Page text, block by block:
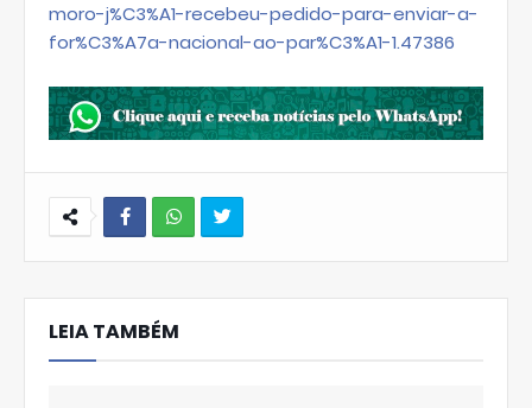
moro-j%C3%A1-recebeu-pedido-para-enviar-a-
for%C3%A7a-nacional-ao-par%C3%A1-1.47386
hats
Ap
LEIA TAMBÉM